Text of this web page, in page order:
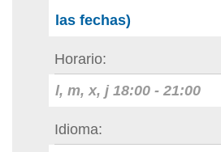
las fechas)
Horario
l, m, x, j 18:00 - 21:00
Idioma